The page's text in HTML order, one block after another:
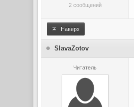
2 сообщений
Наверх
SlavaZotov
Читатель